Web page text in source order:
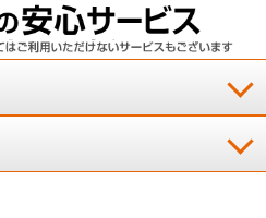
ます
ミや埃を見つけるのにすごく役
ドで長時間使用でき家の全ての
利です。手軽に使用できるの